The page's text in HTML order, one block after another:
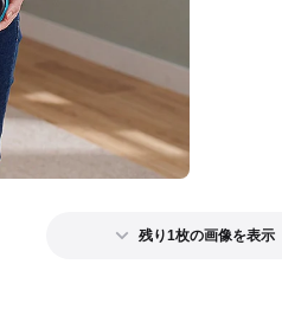
残り1枚の画像を表示